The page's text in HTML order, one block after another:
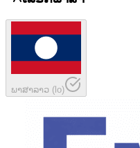
ພາສາລາວ (lo)